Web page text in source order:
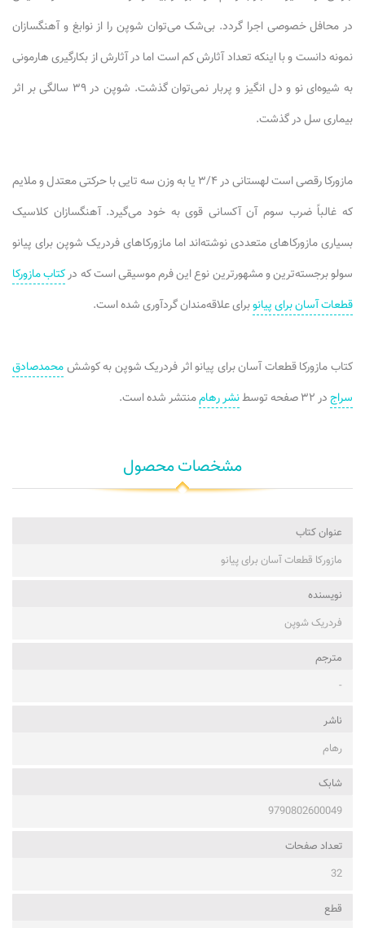
در محافل خصوصی اجرا گردد. بی‌شک می‌توان شوپن را از نوابغ و آهنگسازان
نمونه دانست و با اینکه تعداد آثارش کم است اما در آثارش از بکارگیری هارمونی
به شیوه‌ای نو و دل انگیز و پربار نمی‌توان گذشت. شوپن در ۳۹ سالگی بر اثر
بیماری سل در گذشت.
مازورکا رقصی است لهستانی در ۳/۴ یا به وزن سه تایی با حرکتی معتدل و ملایم
که غالباً ضرب سوم آن آکسانی قوی به خود می‌گیرد. آهنگسازان کلاسیک
بسیاری مازورکاهای متعددی نوشته‌اند اما مازورکاهای فردریک شوپن برای پیانو
سولو برجسته‌ترین و مشهورترین نوع این فرم موسیقی است که در کتاب مازورکا
قطعات آسان برای پیانوبرای علاقه‌مندان گرد‌آوری شده است.
کتاب مازورکا قطعات آسان برای پیانو اثر فردریک شوپن به کوششمحمدصادق
سراجدر ۳۲ صفحه توسط نشر رهاممنتشر شده است.
مشخصات محصول
عنوان کتاب
مازورکا قطعات آسان برای پیانو
نویسنده
فردریک شوپن
مترجم
-
ناشر
رهام
شابک
9790802600049
تعداد صفحات
32
قطع